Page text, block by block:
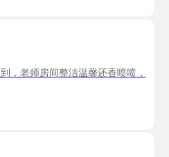
，老师房间整洁温馨还香喷喷，